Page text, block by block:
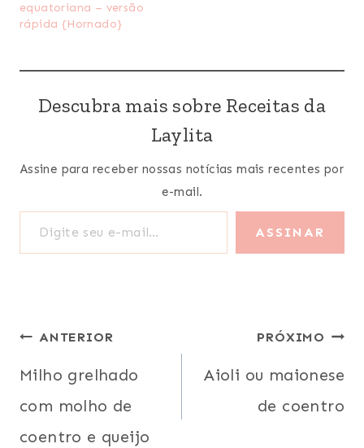
equatoriana – versão
rápida {Hornado}
Descubra mais sobre Receitas da
Laylita
Assine para receber nossas notícias mais recentes por
e-mail.
Digite seu e-mail…
ASSINAR
Navegação
de
Post
ANTERIOR
Milho grelhado
com molho de
coentro e queijo
PRÓXIMO
Aioli ou maionese
de coentro